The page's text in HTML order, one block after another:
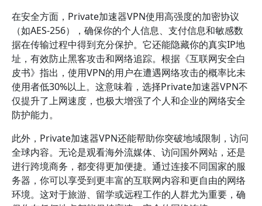
在安全方面，Private加速器VPN使用高强度的加密协议
（如AES-256），确保你的个人信息、支付信息和敏感数
据在传输过程中得到充分保护。它还能隐藏你的真实IP地
址，有效防止黑客攻击和网络追踪。根据《互联网安全白
皮书》指出，使用VPN的用户在遭遇网络攻击的概率比未
使用者低30%以上。这意味着，选择Private加速器VPN不
仅提升了上网速度，也极大增强了个人和企业的网络安全
防护能力。
此外，Private加速器VPN还能帮助你突破地域限制，访问
全球内容。无论是观看海外流媒体、访问国外网站，还是
进行跨境商务，都变得更加便捷。通过连接不同国家的服
务器，你可以享受到更丰富的互联网内容和更自由的网络
环境。这对于旅游、留学或远程工作的人群尤为重要，确